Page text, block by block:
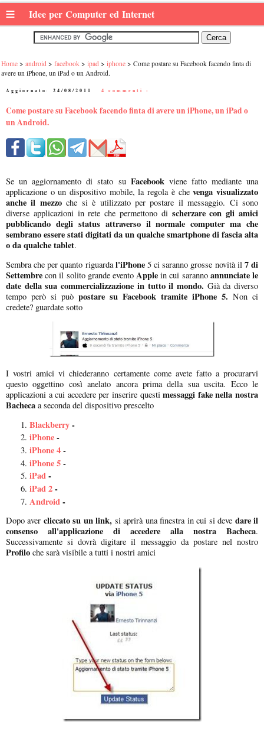
≡ Idee per Computer ed Internet
Home android facebook ipad iphone
Come postare su Facebook facendo finta di
avere un iPhone, un iPad o un Android.
Aggiornato: 24/08/2011 4 commenti :
Come postare su Facebook facendo finta di avere un iPhone, un iPad o
un Android.
Se un aggiornamento di stato su Facebook viene fatto mediante una
applicazione o un dispositivo mobile, la regola è chevenga visualizzato
anche il mezzoche si è utilizzato per postare il messaggio. Ci sono
diverse applicazioni in rete che permettono di scherzare con gli amici
pubblicando degli status attraverso il normale computer ma che
sembrano essere stati digitati da un qualche smartphone di fascia alta
o da qualche tablet.
Sembra che per quanto riguardal'iPhone5 ci saranno grosse novità il7 di
Settembre con il solito grande eventoApple in cui saranno annunciate le
date della sua commercializzazione in tutto il mondo. Già da diverso
tempo però si può postare su Facebook tramite iPhone 5. Non ci
credete? guardate sotto
I vostri amici vi chiederanno certamente come avete fatto a procurarvi
questo oggettino così anelato ancora prima della sua uscita. Ecco le
applicazioni a cui accedere per inserire questimessaggi fake nella nostra
Bacheca a seconda del dispositivo prescelto
Blackberry-
iPhone-
iPhone 4-
iPhone 5-
iPad-
iPad 2-
Android-
Dopo aver cliccato su un link, si aprirà una finestra in cui si deve dare il
consenso all'applicazione di accedere alla nostra Bacheca.
Successivamente si dovrà digitare il messaggio da postare nel nostro
Profilo che sarà visibile a tutti i nostri amici